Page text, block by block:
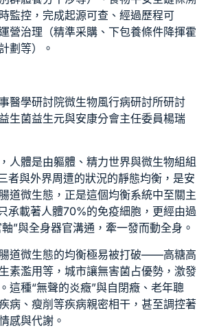
監控，完成起源可查、經過歷程可
營治理（精準采購、下包養條件降揮霍
劃等）。
醫學研討院微生物風行病研討所研討
生菌益生元與安康分會主任委員楊瑞
人體是由軀體、精力世界與微生物組組
者與外界周遭的狀況的靜態均衡，是安
道微生態，正是這個均衡系統中至關主
承載著人體70%的免疫細胞，更經由過
”與全身器官溝通，牽一發而動全身。
道微生態的均衡極易被打破——高糖高
素濫用等，城市讓無害菌占優勢，激發
這種“無聲的炎癥”與自閉癥、老年聰
病、瘦削等疾病親密相干，甚至調控著
感與代謝。